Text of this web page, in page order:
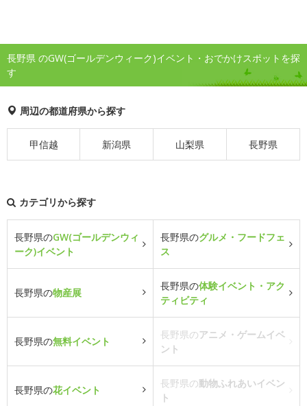
長野県 のGW(ゴールデンウィーク)イベント・おでかけスポットを探
す
周辺の都道府県から探す
甲信越 新潟県 山梨県 長野県
カテゴリから探す
長野県のGW(ゴールデンウィ
ーク)イベント
長野県のグルメ・フードフェ
ス
長野県の物産展
長野県の体験イベント・アク
ティビティ
長野県の無料イベント
長野県のアニメ・ゲームイベ
ント
長野県の花イベント
長野県の動物ふれあいイベン
ト